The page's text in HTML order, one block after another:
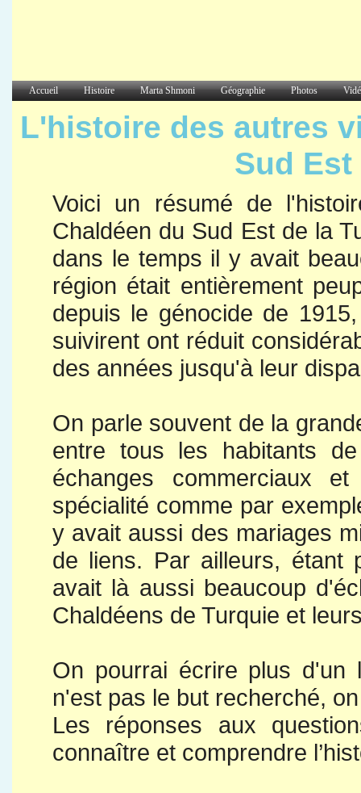
Accueil Histoire Marta Shmoni Géographie Photos
L'histoire des autres
Sud
Voici un résumé de
Chaldéen du Sud Est de la
dans le temps il y avait
région était entièrement
depuis le génocide de
suivirent ont réduit
des années jusqu'à leur
On parle souvent de la
entre tous les habitants
échanges commerciaux
spécialité comme par
y avait aussi des mariages
de liens. Par ailleurs, étant
avait là aussi beaucoup
Chaldéens de Turquie et
On pourrai écrire plus
n'est pas le but recherché,
Les réponses aux
connaître et comprendre